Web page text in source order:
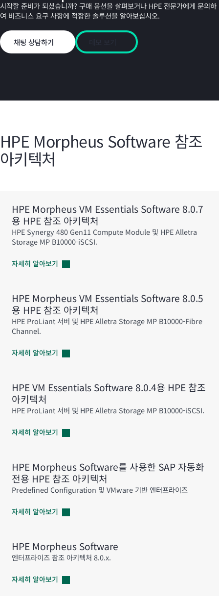
시작할 준비가 되셨습니까? 구매 옵션을 살펴보거나 HPE 전문가에게 문의하
여 비즈니스 요구 사항에 적합한 솔루션을 알아보십시오.
채팅 상담하기
HPE Morpheus Software 참조
아키텍처
HPE Morpheus VM Essentials Software 8.0.7
용 HPE 참조 아키텍처
HPE Synergy 480 Gen11 Compute Module 및 HPE Alletra
Storage MP B10000-iSCSI.
자세히 알아보기
HPE Morpheus VM Essentials Software 8.0.5
용 HPE 참조 아키텍처
HPE ProLiant 서버 및 HPE Alletra Storage MP B10000-Fibre
Channel.
자세히 알아보기
HPE VM Essentials Software 8.0.4용 HPE 참조
아키텍처
HPE ProLiant 서버 및 HPE Alletra Storage MP B10000-iSCSI.
자세히 알아보기
HPE Morpheus Software를 사용한 SAP 자동화
전용 HPE 참조 아키텍처
Predefined Configuration 및 VMware 기반 엔터프라이즈
자세히 알아보기
HPE Morpheus Software
엔터프라이즈 참조 아키텍처 8.0.x.
자세히 알아보기